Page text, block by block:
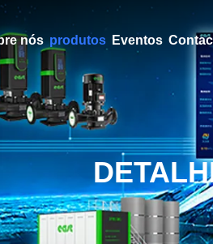
nós produtos Eventos